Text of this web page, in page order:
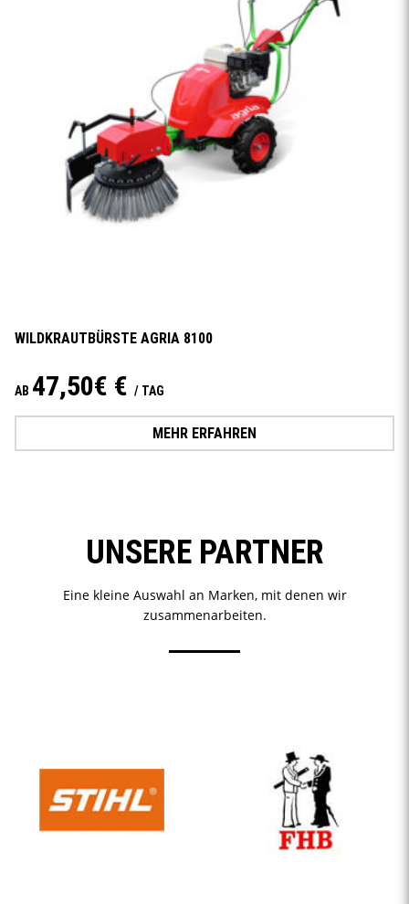
WILDKRAUTBÜRSTE AGRIA 8100
AB 47,50€ € / TAG
MEHR ERFAHREN
UNSERE PARTNER
Eine kleine Auswahl an Marken, mit denen wir
zusammenarbeiten.